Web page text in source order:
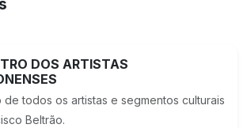
DOS ARTISTAS
de todos os artistas e segmentos culturais
Beltrão.